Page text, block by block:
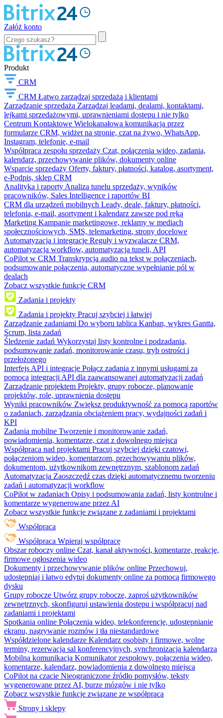
Załóż konto
Produkt
CRM
CRM Łatwo zarządzaj sprzedażą i klientami
Zarządzanie sprzedażą Zarządzaj leadami, dealami, kontaktami,
lejkami sprzedażowymi, uprawnieniami dostępu i nie tylko
Centrum Kontaktowe Wielokanałowa komunikacja przez
formularze CRM, widżet na stronie, czat na żywo, WhatsApp,
Instagram, telefonię, e-mail
Współpraca zespołu sprzedaży Czat, połączenia wideo, zadania,
kalendarz, przechowywanie plików, dokumenty online
Wsparcie sprzedaży Oferty, faktury, płatności, katalog, asortyment,
e-Podpis, sklep CRM
Analityka i raporty Analiza tunelu sprzedaży, wyników
pracowników, Sales Intelligence i raportów BI
CRM dla urządzeń mobilnych Leady, deale, faktury, płatności,
telefonia, e-mail, asortyment i kalendarz zawsze pod ręką
Marketing Kampanie marketingowe, reklamy w mediach
społecznościowych, SMS, telemarketing, strony docelowe
Automatyzacja i integracje Reguły i wyzwalacze CRM,
automatyzacja workflow, automatyzacja tuneli, API
CoPilot w CRM Transkrypcja audio na tekst w połączeniach,
podsumowanie połączenia, automatyczne wypełnianie pól w
dealach
Zobacz wszystkie funkcje CRM
Zadania i projekty
Zadania i projekty Pracuj szybciej i łatwiej
Zarządzanie zadaniami Do wyboru tablica Kanban, wykres Gantta,
Scrum, lista zadań
Śledzenie zadań Wykorzystaj listy kontrolne i podzadania,
podsumowanie zadań, monitorowanie czasu, tryb ostrości i
przełożonego
Interfejs API i integracje Połącz zadania z innymi usługami za
pomocą integracji API dla zaawansowanej automatyzacji zadań
Zarządzanie projektem Projekty, grupy robocze, planowanie
projektów, role, uprawnienia dostępu
Wyniki pracowników Zwiększ produktywność za pomocą raportów
o zadaniach, zarządzania obciążeniem pracy, wydajności zadań i
KPI
Zadania mobilne Tworzenie i monitorowanie zadań,
powiadomienia, komentarze, czat z dowolnego miejsca
Współpraca nad projektami Pracuj szybciej dzięki czatowi,
połączeniom wideo, komentarzom, przechowywaniu plików,
dokumentom, użytkownikom zewnętrznym, szablonom zadań
Automatyzacja Zaoszczędź czas dzięki automatycznemu tworzeniu
zadań i automatyzacji workflow
CoPilot w zadaniach Opisy i podsumowania zadań, listy kontrolne i
komentarze wygenerowane przez AI
Zobacz wszystkie funkcje związane z zadaniami i projektami
Współpraca
Współpraca Wpieraj współpracę
Obszar roboczy online Czat, kanał aktywności, komentarze, reakcje,
firmowe ogłoszenia wideo
Dokumenty i przechowywanie plików online Przechowuj,
udostępniaj i łatwo edytuj dokumenty online za pomocą firmowego
dysku
Grupy robocze Utwórz grupy robocze, zaproś użytkowników
zewnętrznych, skonfiguruj ustawienia dostępu i współpracuj nad
zadaniami i projektami
Spotkania online Połączenia wideo, telekonferencje, udostępnianie
ekranu, nagrywanie rozmów i tła niestandardowe
Współdzielone kalendarze Kalendarz osobisty i firmowe, wolne
terminy, rezerwacja sal konferencyjnych, synchronizacja kalendarza
Mobilna komunikacja Komunikator zespołowy, połączenia wideo,
komentarze, kalendarz, powiadomienia z dowolnego miejsca
CoPilot na czacie Nieograniczone źródło pomysłów, teksty
wygenerowane przez AI, burze mózgów i nie tylko
Zobacz wszystkie funkcje związane ze współpracą
Strony i sklepy